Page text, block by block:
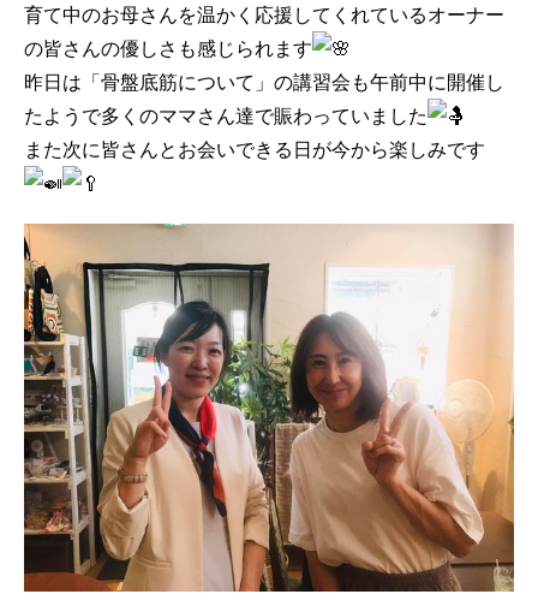
育て中のお母さんを温かく応援してくれているオーナー
の皆さんの優しさも感じられます
昨日は「骨盤底筋について」の講習会も午前中に開催し
たようで多くのママさん達で賑わっていました
また次に皆さんとお会いできる日が今から楽しみです